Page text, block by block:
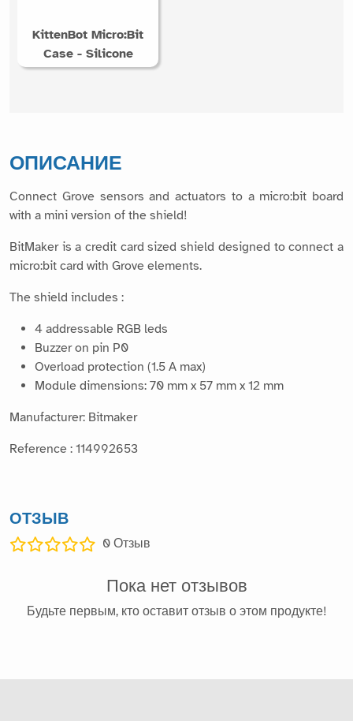
KittenBot Micro:Bit
Case - Silicone
ОПИСАНИЕ
Connect Grove sensors and actuators to a micro:bit board
with a mini version of the shield!
BitMaker is a credit card sized shield designed to connect a
micro:bit card with Grove elements.
The shield includes :
4 addressable RGB leds
Buzzer on pin P0
Overload protection (1.5 A max)
Module dimensions: 70 mm x 57 mm x 12 mm
Manufacturer: Bitmaker
Reference : 114992653
ОТЗЫВ
0 Отзыв
Пока нет отзывов
Будьте первым, кто оставит отзыв о этом продукте!